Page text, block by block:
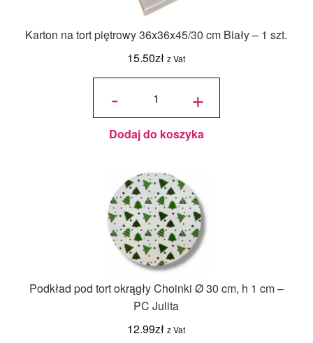
Karton na tort piętrowy 36x36x45/30 cm Biały – 1 szt.
15.50zł z Vat
-
ilość Karton
36x36x45/30
cm Biały - 1
szt. +
Dodaj do koszyka
Podkład pod tort okrągły Choinki Ø 30 cm, h 1 cm –
PC Julita
12.99zł z Vat